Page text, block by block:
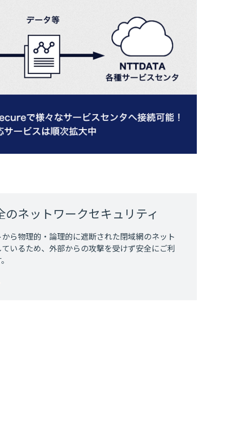
のネットワークセキュリティ
ら物理的・論理的に遮断された閉域網のネット
いるため、外部からの攻撃を受けず安全にご利